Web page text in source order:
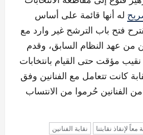
له أنها قائمة على أساس
فتح باب الترشح غير وارد مع
من عهد النظام السابق، وقدم
نقيب مؤقت حتى القيام بانتخابات
كانت تتعامل مع الفنانين وفق
الفنانين حُرموا من الانتساب
معاً لإنقاذ نقابتنا نقابة الفنانين